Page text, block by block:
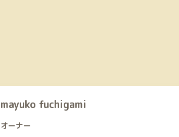
mayuko fuchigami
オーナー